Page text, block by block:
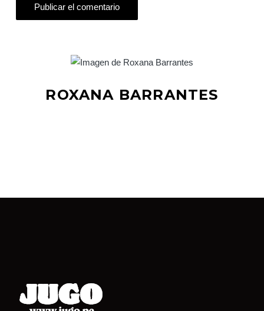
ROXANA BARRANTES